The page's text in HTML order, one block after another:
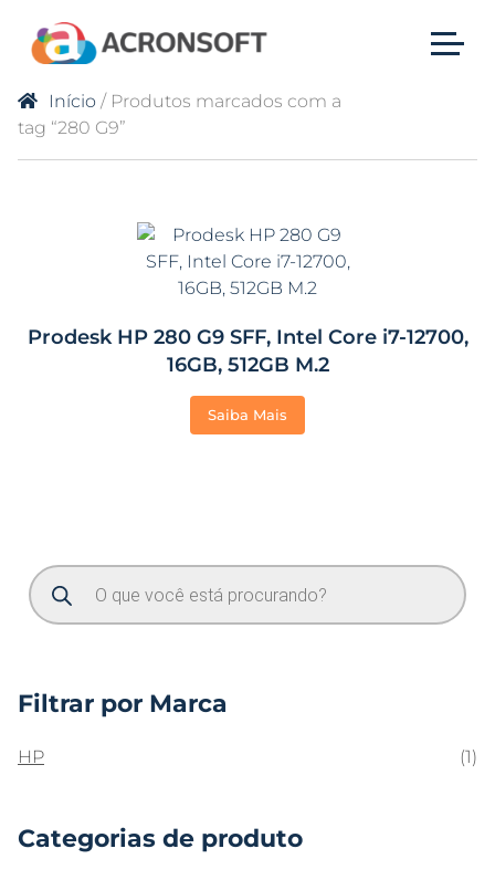
Início / Produtos marcados com a
tag “280 G9”
Prodesk HP 280 G9 SFF, Intel Core i7-12700,
16GB, 512GB M.2
Saiba Mais
Filtrar por Marca
HP (1)
Categorias de produto